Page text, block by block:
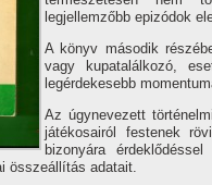
legjellemzőbb epizódok
A könyv második
vagy kupatalálkozó,
legérdekesebb
Az úgynevezett
játékosairól festenek
bizonyára
összeállí­tás adatait.